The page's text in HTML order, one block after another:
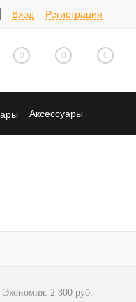
Вход Регистрация
0 0 0
Аксессуары
Экономия: 2 800 руб.